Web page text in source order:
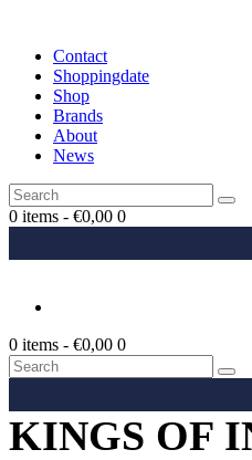
Contact
Shoppingdate
Shop
Brands
About
News
0 items - €0,00 0
0 items - €0,00 0
KINGS OF